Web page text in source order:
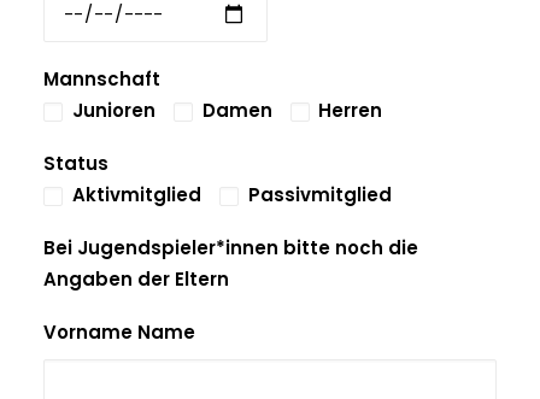
Mannschaft
Junioren
Damen Herren
Status
Aktivmitglied
Passivmitglied
Bei Jugendspieler*innen bitte noch die
Angaben der Eltern
Vorname Name